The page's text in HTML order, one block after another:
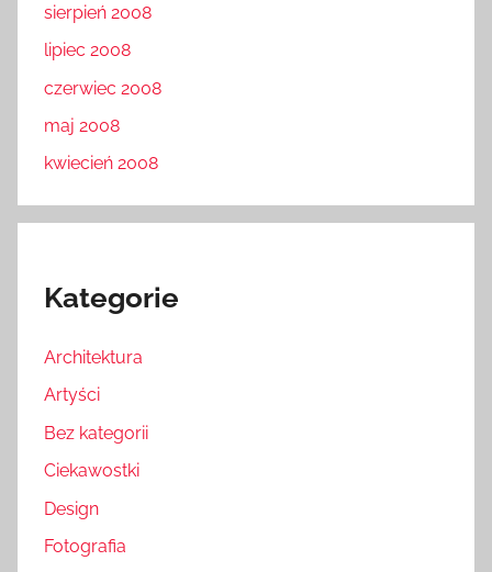
sierpień 2008
lipiec 2008
czerwiec 2008
maj 2008
kwiecień 2008
Kategorie
Architektura
Artyści
Bez kategorii
Ciekawostki
Design
Fotografia